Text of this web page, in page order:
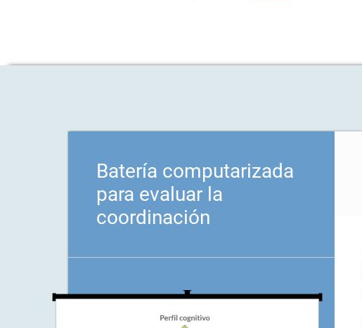
Batería computarizada
para evaluar la
coordinación